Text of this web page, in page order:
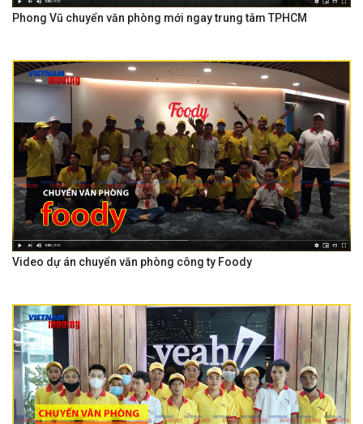
Phong Vũ chuyển văn phòng mới ngay trung tâm TPHCM
Video dự án chuyển văn phòng công ty Foody